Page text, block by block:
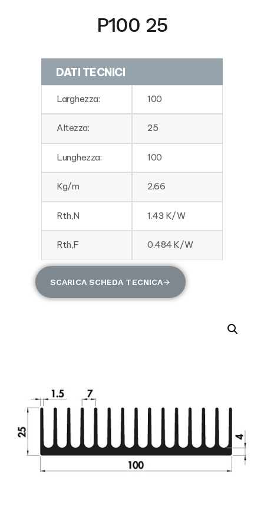
P100 25
DATI TECNICI
Larghezza: 100
Altezza: 25
Lunghezza: 100
Kg/m 2.66
Rth,N 1.43 K/W
Rth,F 0.484 K/W
SCARICA SCHEDA TECNICA